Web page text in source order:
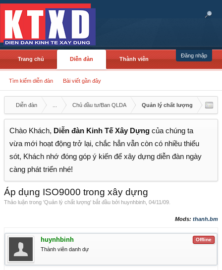
Đăng nhập
Trang chủ Diễn đàn
Tìm kiếm diễn đàn Bài viết gần đây
Thành viên
Diễn đàn Chủ đầu tư/Ban QLDA Quản lý chất lượng
Chào Khách, Diễn đàn Kinh Tế Xây Dựng của chúng ta
vừa mới hoạt động trở lại, chắc hẳn vẫn còn có nhiều thiếu
sót, Khách nhớ đóng góp ý kiến để xây dựng diễn đàn ngày
càng phát triển nhé!
Áp dụng ISO9000 trong xây dựng
Thảo luận trong 'Quản lý chất lượng' bắt đầu bởi huynhbinh 04/11/09
Mods: thanh.bm
Offline
huynhbinh
Thành viên danh dự